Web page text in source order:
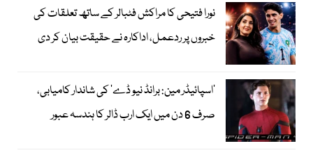
نورا فتیحی کا مراکش فٹبالر کے ساتھ تعلقات کی
خبروں پر ردعمل، اداکارہ نے حقیقت بیان کر دی
’اسپائیڈر مین: برانڈ نیو ڈے‘ کی شاندار کامیابی،
صرف 6 دن میں ایک ارب ڈالر کا ہندسہ عبور